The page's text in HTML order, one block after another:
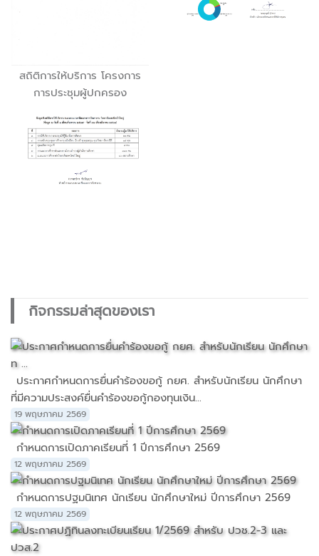
สถิติการให้บริการ โครงการ
การประชุมผู้ปกครอง
กิจกรรมล่าสุดของเรา
ประกาศกำหนดการยื่นคำร้องขอกู้ กยศ. สำหรับนักเรียน นักศึกษา
ที่มีความประสงค์ยื่นคำร้องขอกู้กองทุนเงิน...
19 พฤษภาคม 2569
กำหนดการเปิดภาคเรียนที่ 1 ปีการศึกษา 2569
12 พฤษภาคม 2569
กำหนดการปฐมนิเทศ นักเรียน นักศึกษาใหม่ ปีการศึกษา 2569
12 พฤษภาคม 2569